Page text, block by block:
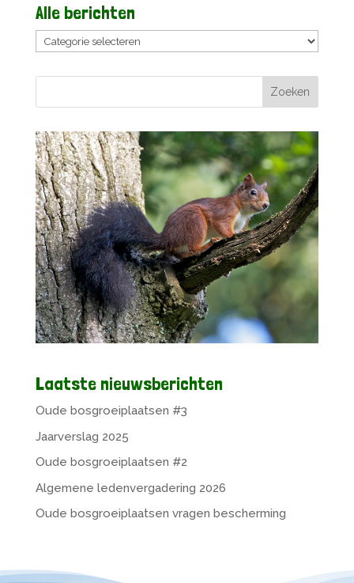
Alle berichten
Alle
Laatste nieuwsberichten
Oude bosgroeiplaatsen #3
Jaarverslag 2025
Oude bosgroeiplaatsen #2
Algemene ledenvergadering 2026
Oude bosgroeiplaatsen vragen bescherming